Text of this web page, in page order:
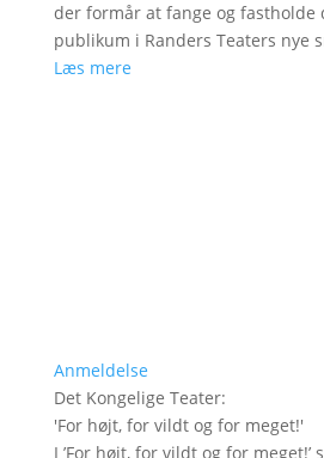
der formår at fange og fastholde
publikum i Randers Teaters nye
Læs mere
Anmeldelse
Det Kongelige Teater:
'For højt, for vildt og for meget!'
I ’For højt, for vildt og for meget!’